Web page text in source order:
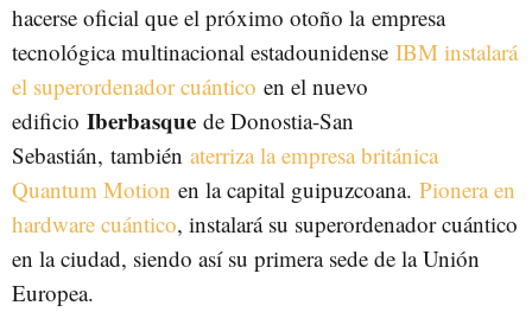
hacerse oficial que el próximo otoño la empresa
tecnológica multinacional estadounidense IBM instalará
el superordenador cuántico en el nuevo
edificio Iberbasque de Donostia-San
Sebastián, también aterriza la empresa británica
Quantum Motion en la capital guipuzcoana. Pionera en
hardware cuántico, instalará su superordenador cuántico
en la ciudad, siendo así su primera sede de la Unión
Europea.